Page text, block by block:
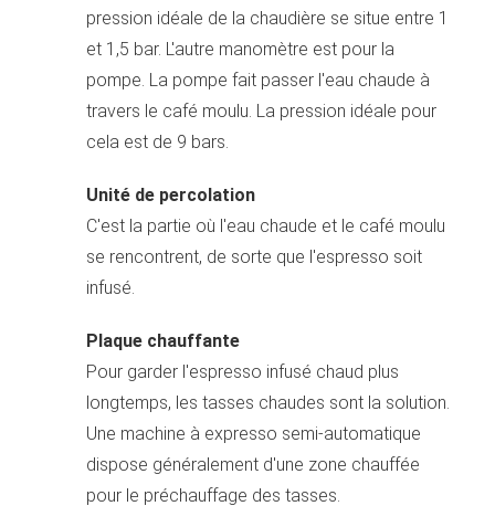
pression idéale de la chaudière se situe entre 1
et 1,5 bar. L'autre manomètre est pour la
pompe. La pompe fait passer l'eau chaude à
travers le café moulu. La pression idéale pour
cela est de 9 bars.
Unité de percolation
C'est la partie où l'eau chaude et le café moulu
se rencontrent, de sorte que l'espresso soit
infusé.
Plaque chauffante
Pour garder l'espresso infusé chaud plus
longtemps, les tasses chaudes sont la solution.
Une machine à expresso semi-automatique
dispose généralement d'une zone chauffée
pour le préchauffage des tasses.